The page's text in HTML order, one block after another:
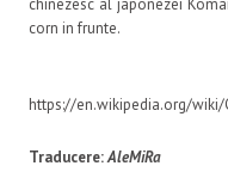
chinezesc al japonezei
corn in frunte.
https://en.wikipedia.org/wiki/
Traducere:AleMiRa